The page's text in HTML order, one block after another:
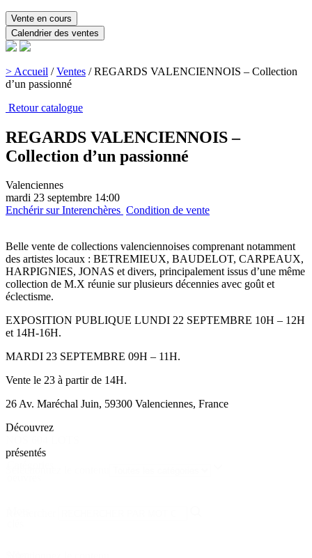
Vente en cours
Calendrier des ventes
> Accueil /Ventes /REGARDS VALENCIENNOIS – Collection
d’un passionné
Retour catalogue
REGARDS VALENCIENNOIS –
Collection d’un passionné
Valenciennes
mardi 23 septembre 14:00
Enchérir sur Interenchères Condition de vente
Belle vente de collections valenciennoises comprenant notamment
des artistes locaux : BETREMIEUX, BAUDELOT, CARPEAUX,
HARPIGNIES, JONAS et divers, principalement issus d’une même
collection de M.X réunie sur plusieurs décennies avec goût et
éclectisme.
EXPOSITION PUBLIQUE LUNDI 22 SEPTEMBRE 10H – 12H
et 14H-16H.
MARDI 23 SEPTEMBRE 09H – 11H.
Vente le 23 à partir de 14H.
26 Av. Maréchal Juin, 59300 Valenciennes, France
Découvrez
présentés